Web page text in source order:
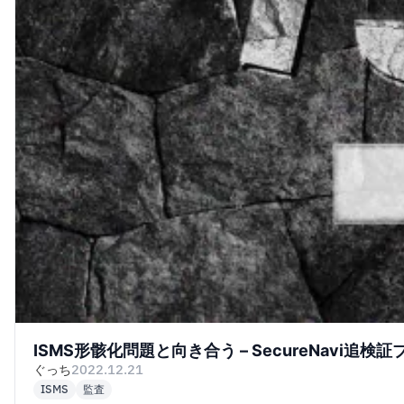
ISMS形骸化問題と向き合う – SecureNavi追検証
ぐっち2022.12.21
ISMS 監査